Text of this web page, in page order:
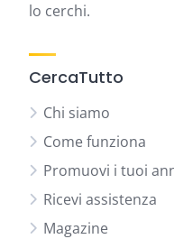
lo cerchi.
CercaTutto
Chi siamo
Come funziona
Promuovi i tuoi
Ricevi assistenza
Magazine